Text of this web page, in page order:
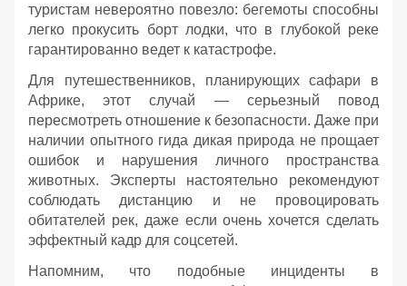
туристам невероятно повезло: бегемоты способны
легко прокусить борт лодки, что в глубокой реке
гарантированно ведет к катастрофе.
Для путешественников, планирующих сафари в
Африке, этот случай — серьезный повод
пересмотреть отношение к безопасности. Даже при
наличии опытного гида дикая природа не прощает
ошибок и нарушения личного пространства
животных. Эксперты настоятельно рекомендуют
соблюдать дистанцию и не провоцировать
обитателей рек, даже если очень хочется сделать
эффектный кадр для соцсетей.
Напомним, что подобные инциденты в